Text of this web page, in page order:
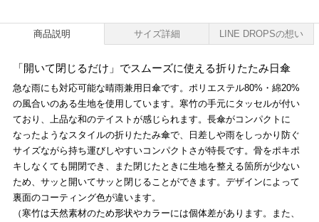
商品説明 サイズ詳細 LINE DROPSの想い
「開いて閉じるだけ」でスムーズに使える折りたたみ日傘
急な雨にも対応可能な晴雨兼用日傘です。ポリエステル80%・綿20%
の風合いのある生地を使用しています。寒竹の手元にタッセルが付い
ており、上品な和のテイストが感じられます。長傘がコンパクトに
なったようなスタイルの折りたたみ傘で、日差しや雨をしっかり防ぐ
サイズながら持ち運びしやすいコンパクトさが特長です。骨をポキポ
キしなくても開閉でき、また閉じたときに生地を整える箇所が少ない
ため、サッと開いてサッと閉じることができます。デザインによって
裏面のコーティング色が違います。
（寒竹は天然素材のため形状やカラーには個体差があります。また、